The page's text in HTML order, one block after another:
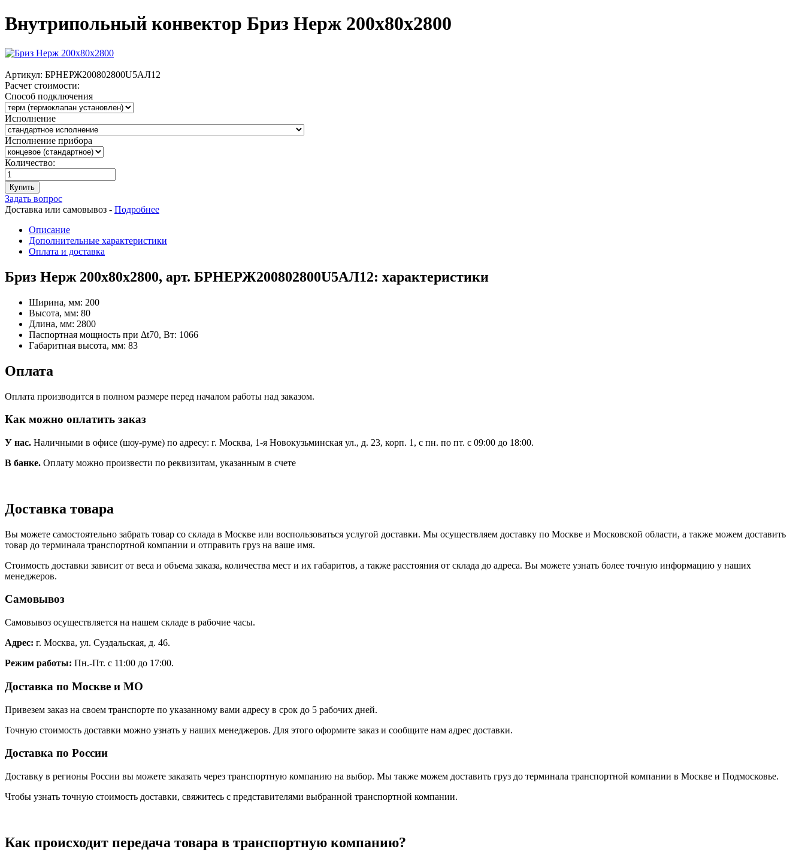
Внутрипольный конвектор Бриз Нерж 200х80х2800
Артикул: БРНЕРЖ200802800U5АЛ12
Расчет стоимости:
Способ подключения
Исполнение
Исполнение прибора
Количество:
Купить
Задать вопрос
Доставка или самовывоз - Подробнее
Описание
Дополнительные характеристики
Оплата и доставка
Бриз Нерж 200х80х2800, арт. БРНЕРЖ200802800U5АЛ12: характеристики
Ширина, мм: 200
Высота, мм: 80
Длина, мм: 2800
Паспортная мощность при Δt70, Вт: 1066
Габаритная высота, мм: 83
Оплата
Оплата производится в полном размере перед началом работы над заказом.
Как можно оплатить заказ
У нас. Наличными в офисе (шоу-руме) по адресу: г. Москва, 1-я Новокузьминская ул., д. 23, корп. 1, с пн. по пт. с 09:00 до 18:00.
В банке. Оплату можно произвести по реквизитам, указанным в счете
Доставка товара
Вы можете самостоятельно забрать товар со склада в Москве или воспользоваться услугой доставки. Мы осуществляем доставку по Москве и Московской области, а также можем доставить
товар до терминала транспортной компании и отправить груз на ваше имя.
Стоимость доставки зависит от веса и объема заказа, количества мест и их габаритов, а также расстояния от склада до адреса. Вы можете узнать более точную информацию у наших
менеджеров.
Самовывоз
Самовывоз осуществляется на нашем складе в рабочие часы.
Адрес: г. Москва, ул. Суздальская, д. 46.
Режим работы: Пн.-Пт. с 11:00 до 17:00.
Доставка по Москве и МО
Привезем заказ на своем транспорте по указанному вами адресу в срок до 5 рабочих дней.
Точную стоимость доставки можно узнать у наших менеджеров. Для этого оформите заказ и сообщите нам адрес доставки.
Доставка по России
Доставку в регионы России вы можете заказать через транспортную компанию на выбор. Мы также можем доставить груз до терминала транспортной компании в Москве и Подмосковье.
Чтобы узнать точную стоимость доставки, свяжитесь с представителями выбранной транспортной компании.
Как происходит передача товара в транспортную компанию?